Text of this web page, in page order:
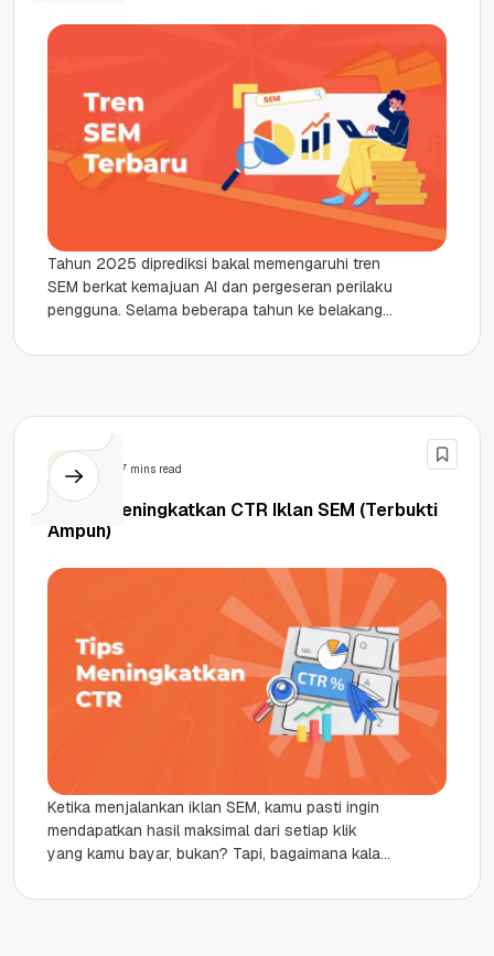
Tahun 2025 diprediksi bakal memengaruhi tren
SEM berkat kemajuan AI dan pergeseran perilaku
pengguna. Selama beberapa tahun ke belakang,
bisnis...
7 mins read
8 Tips Meningkatkan CTR Iklan SEM (Terbukti
Ampuh)
Ketika menjalankan iklan SEM, kamu pasti ingin
mendapatkan hasil maksimal dari setiap klik
yang kamu bayar, bukan? Tapi, bagaimana kalau